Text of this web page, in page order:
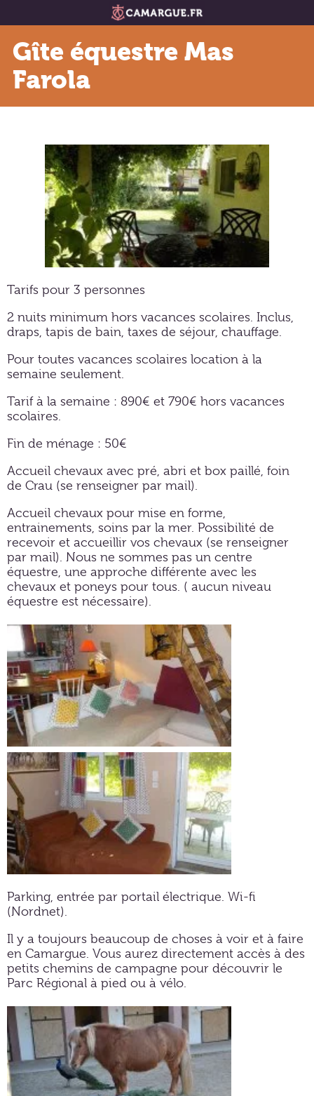
Gîte équestre Mas
Farola
Tarifs pour 3 personnes
2 nuits minimum hors vacances scolaires. Inclus,
draps, tapis de bain, taxes de séjour, chauffage.
Pour toutes vacances scolaires location à la
semaine seulement.
Tarif à la semaine : 890€ et 790€ hors vacances
scolaires.
Fin de ménage : 50€
Accueil chevaux avec pré, abri et box paillé, foin
de Crau (se renseigner par mail).
Accueil chevaux pour mise en forme,
entrainements, soins par la mer. Possibilité de
recevoir et accueillir vos chevaux (se renseigner
par mail). Nous ne sommes pas un centre
équestre, une approche différente avec les
chevaux et poneys pour tous. ( aucun niveau
équestre est nécessaire).
Parking, entrée par portail électrique. Wi-fi
(Nordnet).
Il y a toujours beaucoup de choses à voir et à faire
en Camargue. Vous aurez directement accès à des
petits chemins de campagne pour découvrir le
Parc Régional à pied ou à vélo.